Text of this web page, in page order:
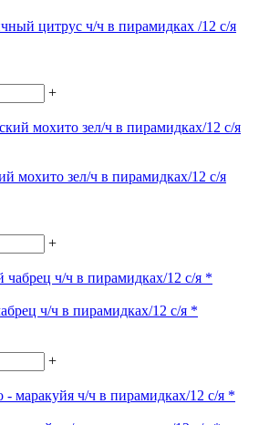
цитрус ч/ч в пирамидках /12 с/я
+
мохито зел/ч в пирамидках/12 с/я
+
ч/ч в пирамидках/12 с/я *
+